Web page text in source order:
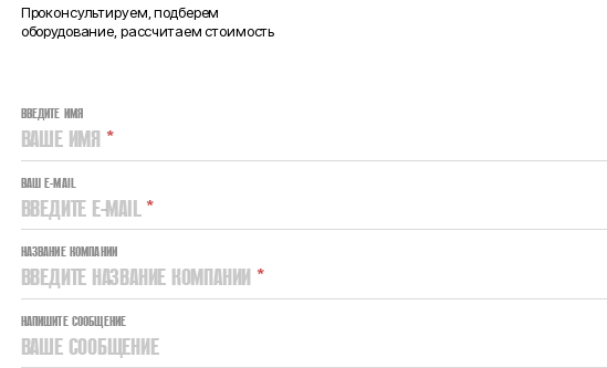
Проконсультируем, подберем
оборудование, рассчитаем стоимость
ВВЕДИТЕ ИМЯ
ВАШЕ ИМЯ *
ВАШ E-MAIL
ВВЕДИТЕ E-MAIL*
НАЗВАНИЕ КОМПАНИИ
ВВЕДИТЕ НАЗВАНИЕ КОМПАНИИ *
НАПИШИТЕ СООБЩЕНИЕ
ВАШЕ СООБЩЕНИЕ